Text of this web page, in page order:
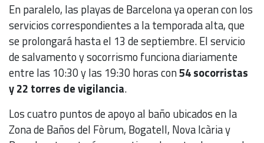
En paralelo, las playas de Barcelona ya operan con los
servicios correspondientes a la temporada alta, que
se prolongará hasta el 13 de septiembre. El servicio
de salvamento y socorrismo funciona diariamente
entre las 10:30 y las 19:30 horas con54 socorristas
y 22 torres de vigilancia.
Los cuatro puntos de apoyo al baño ubicados en la
Zona de Baños del Fòrum, Bogatell, Nova Icària y